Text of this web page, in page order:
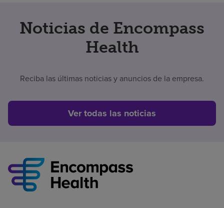
Noticias de Encompass
Health
Reciba las últimas noticias y anuncios de la empresa.
Ver todas las noticias